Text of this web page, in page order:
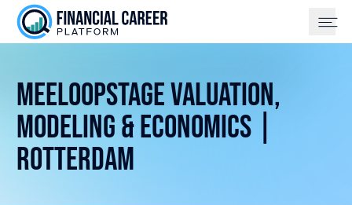
Meeloopstage Valuation,
Modeling & Economics |
Rotterdam